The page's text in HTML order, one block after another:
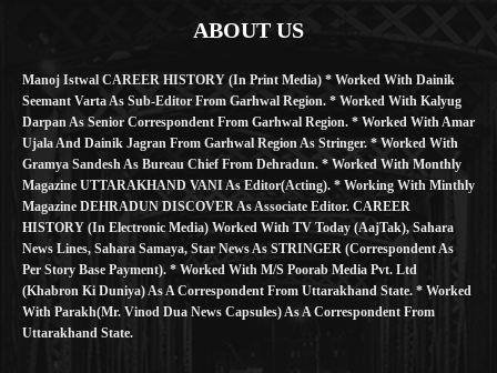
ABOUT US
Manoj Istwal CAREER HISTORY (in Print Media) * Worked With Dainik
Seemant Varta As Sub-Editor From Garhwal Region. * Worked With Kalyug
Darpan As Senior Correspondent From Garhwal Region. * Worked With Amar
Ujala And Dainik Jagran From Garhwal Region As Stringer. * Worked With
Gramya Sandesh As Bureau Chief From Dehradun. * Worked With Monthly
Magazine UTTARAKHAND VANI As Editor(Acting). * Working With Minthly
Magazine DEHRADUN DISCOVER As Associate Editor. CAREER
HISTORY (in Electronic Media) Worked With TV Today (AajTak), Sahara
News Lines, Sahara Samaya, Star News As STRINGER (Correspondent As
Per Story Base Payment). * Worked With M/S Poorab Media Pvt. Ltd
(Khabron Ki Duniya) As A Correspondent From Uttarakhand State. * Worked
With Parakh(Mr. Vinod Dua News Capsules) As A Correspondent From
Uttarakhand State.